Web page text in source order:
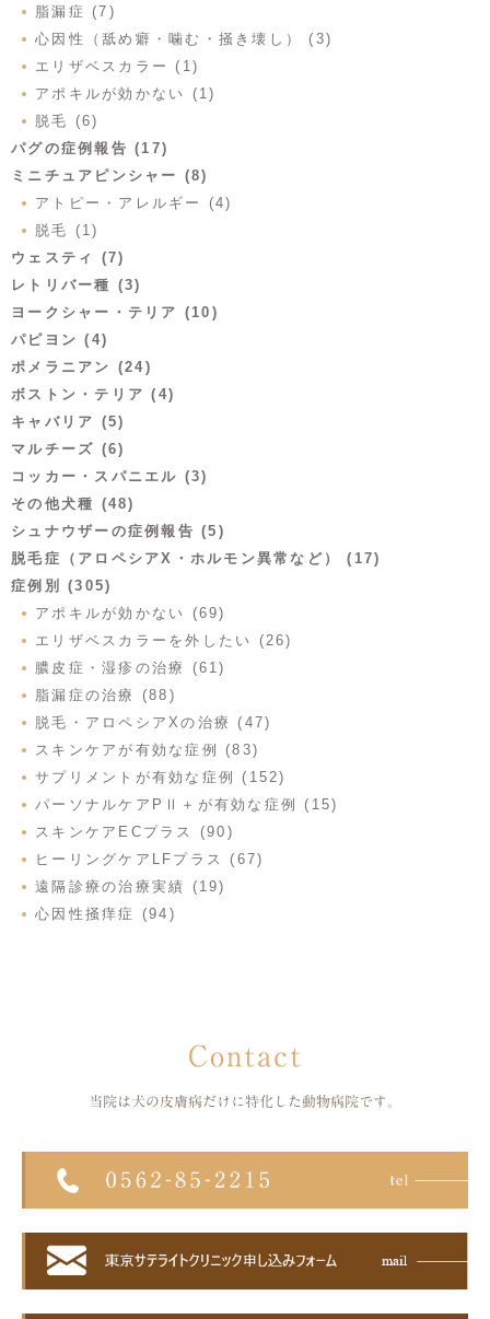
脂漏症 (7)
心因性（舐め癖・噛む・掻き壊し） (3)
エリザベスカラー (1)
アポキルが効かない (1)
脱毛 (6)
パグの症例報告 (17)
ミニチュアピンシャー (8)
アトピー・アレルギー (4)
脱毛 (1)
ウェスティ (7)
レトリバー種 (3)
ヨークシャー・テリア (10)
パピヨン (4)
ポメラニアン (24)
ボストン・テリア (4)
キャバリア (5)
マルチーズ (6)
コッカー・スパニエル (3)
その他犬種 (48)
シュナウザーの症例報告 (5)
脱毛症（アロペシアX・ホルモン異常など） (17)
症例別 (305)
アポキルが効かない (69)
エリザベスカラーを外したい (26)
膿皮症・湿疹の治療 (61)
脂漏症の治療 (88)
脱毛・アロペシアXの治療 (47)
スキンケアが有効な症例 (83)
サプリメントが有効な症例 (152)
パーソナルケアPⅡ＋が有効な症例 (15)
スキンケアECプラス (90)
ヒーリングケアLFプラス (67)
遠隔診療の治療実績 (19)
心因性掻痒症 (94)
Contact
当院は犬の皮膚病だけに特化した 動物病院です。